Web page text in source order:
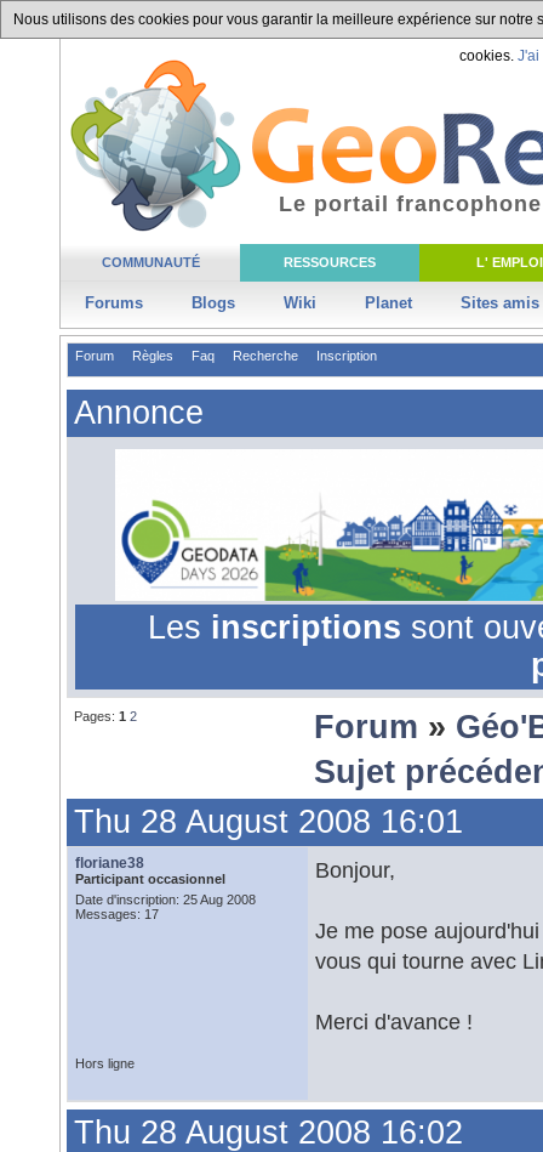
Nous utilisons des cookies pour vous garantir la meilleure expérience sur
cookies. J'ai
COMMUNAUTÉ RESSOURCES L' EMPLOI
Forums Blogs Wiki Planet Sites amis
Le portail
Forum Règles Faq Recherche Inscription
Annonce
Les inscriptions sont
Pages: 1 2 Forum »
Sujet
Thu 28 August 2008 16:01
floriane38
Participant occasionnel
Date d'inscription: 25 Aug 2008
Messages: 17
Bonjour,
Je me pose
vous qui tourne avec
Merci d'avance !
Hors ligne
Thu 28 August 2008 16:02